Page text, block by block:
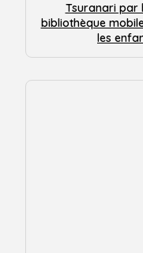
Tsuranari par
bibliothèque
les